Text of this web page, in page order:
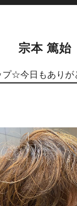
宗本 篤始
プ☆今日もありが